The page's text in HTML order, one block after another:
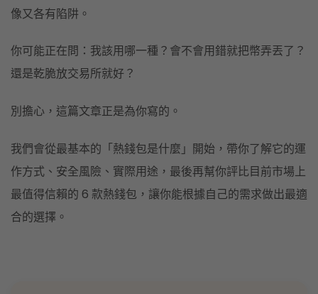
像又各有陷阱。
你可能正在問：我該用哪一種？會不會用錯就把幣弄丟了？
還是乾脆放交易所就好？
別擔心，這篇文章正是為你寫的。
我們會從最基本的「熱錢包是什麼」開始，帶你了解它的運
作方式、安全風險、實際用途，最後再幫你評比目前市場上
最值得信賴的 6 款熱錢包，讓你能根據自己的需求做出最適
合的選擇。